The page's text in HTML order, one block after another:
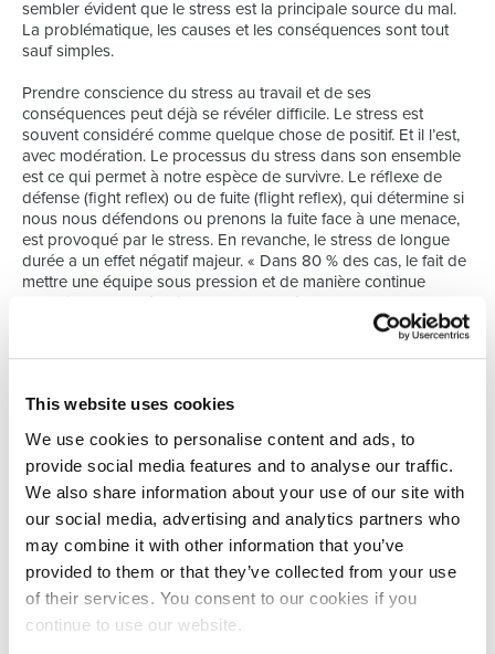
This website uses cookies
We use cookies to personalise content and ads, to
provide social media features and to analyse our traffic.
We also share information about your use of our site with
our social media, advertising and analytics partners who
may combine it with other information that you’ve
provided to them or that they’ve collected from your use
of their services. You consent to our cookies if you
continue to use our website.
sembler évident que le stress est la principale source du mal.
La problématique, les causes et les conséquences sont tout
sauf simples.
Prendre conscience du stress au travail et de ses
conséquences peut déjà se révéler difficile. Le stress est
souvent considéré comme quelque chose de positif. Et il l’est,
avec modération. Le processus du stress dans son ensemble
est ce qui permet à notre espèce de survivre. Le réflexe de
défense (fight reflex) ou de fuite (flight reflex), qui détermine si
nous nous défendons ou prenons la fuite face à une menace,
est provoqué par le stress. En revanche, le stress de longue
durée a un effet négatif majeur. « Dans 80 % des cas, le fait de
mettre une équipe sous pression et de manière continue
produit un effet négatif. Cet effet est dévastateur sur le plan
neuropsychologique. Le stress est en fait une réaction primitive
à une menace externe. Dans le monde animal, où les instincts
primitifs prédominent, cette menace externe est par exemple
dissimule à l’intérieur, si l’on peut dire, et est bien plus difficile à
combattre. »
Select HR organise un grand nombre de séminaires autour de
ce thème, auxquels participent des orateurs comme Serge
Simonet et Michael Portzky. Group S apporte également sa
contribution à cet égard en éclaircissant le cadre légal. Nous
proposons ainsi un point de vue global sur le sujet au sein
d’un environnement professionnel. C’est un bon point de
départ pour une gestion, de préférence préventive, mais si
nécessaire curative, du stress et une approche du burn-out au